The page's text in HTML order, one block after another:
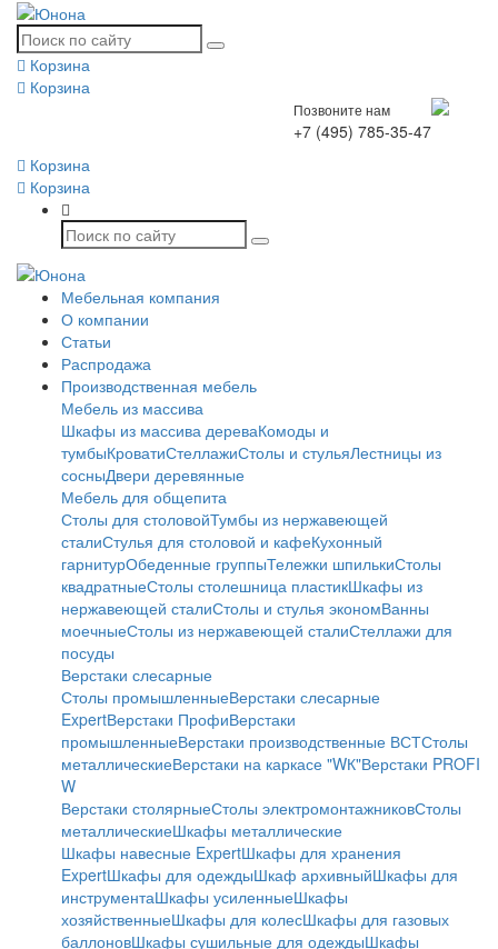
Корзина
Корзина
Позвоните нам
+7 (495) 785-35-47
Корзина
Корзина
Мебельная компания
О компании
Статьи
Распродажа
Производственная мебель
Мебель из массива
Шкафы из массива дереваКомоды и
тумбыКроватиСтеллажиСтолы и стульяЛестницы из
сосныДвери деревянные
Мебель для общепита
Столы для столовойТумбы из нержавеющей
сталиСтулья для столовой и кафеКухонный
гарнитурОбеденные группыТележки шпилькиСтолы
квадратныеСтолы столешница пластикШкафы из
нержавеющей сталиСтолы и стулья экономВанны
моечныеСтолы из нержавеющей сталиСтеллажи для
посуды
Верстаки слесарные
Столы промышленныеВерстаки слесарные
ExpertВерстаки ПрофиВерстаки
промышленныеВерстаки производственные ВСТСтолы
металлическиеВерстаки на каркасе "WК"Верстаки PROFI
W
Верстаки столярныеСтолы электромонтажниковСтолы
металлическиеШкафы металлические
Шкафы навесные ExpertШкафы для хранения
ExpertШкафы для одеждыШкаф архивныйШкафы для
инструментаШкафы усиленныеШкафы
хозяйственныеШкафы для колесШкафы для газовых
баллоновШкафы сушильные для одеждыШкафы